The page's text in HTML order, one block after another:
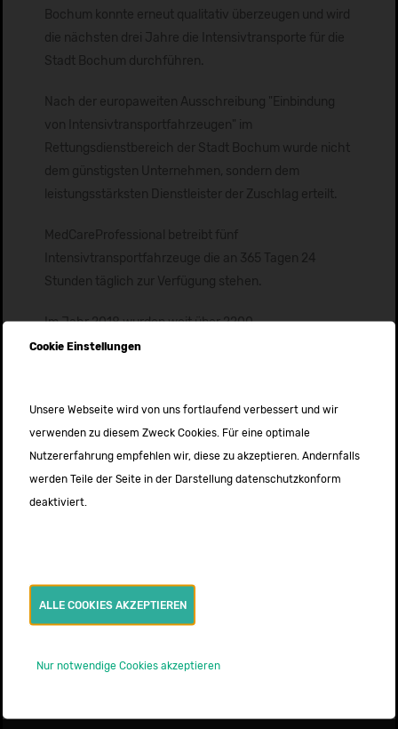
Bochum konnte erneut qualitativ überzeugen und wird
die nächsten drei Jahre die Intensivtransporte für die
Stadt Bochum durchführen.
Nach der europaweiten Ausschreibung "Einbindung
von Intensivtransportfahrzeugen" im
Rettungsdienstbereich der Stadt Bochum wurde nicht
dem günstigsten Unternehmen, sondern dem
leistungsstärksten Dienstleister der Zuschlag erteilt.
MedCareProfessional betreibt fünf
Intensivtransportfahrzeuge die an 365 Tagen 24
Stunden täglich zur Verfügung stehen.
Im Jahr 2018 wurden weit über 2200
Intensivtransporte mit kritisch kranken Patienten von
Weitere News
Ausbildung zum Notfallsanitäter*in 2026
19. MÄRZ 2026
24. JULI 2025
Cookie Einstellungen
Unsere Webseite wird von uns fortlaufend verbessert und wir
verwenden zu diesem Zweck Cookies. Für eine optimale
Nutzererfahrung empfehlen wir, diese zu akzeptieren. Andernfalls
werden Teile der Seite in der Darstellung datenschutzkonform
deaktiviert.
ALLE COOKIES AKZEPTIEREN
Nur notwendige Cookies akzeptieren